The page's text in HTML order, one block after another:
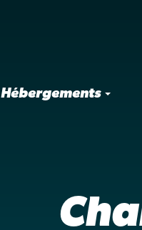
Hébergements